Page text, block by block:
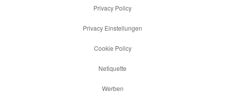
Privacy Policy
Privacy Einstellungen
Cookie Policy
Netiquette
Werben